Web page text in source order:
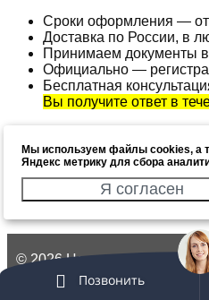
Сроки оформления — от
Доставка по России, в
Принимаем документы
Официально —
Бесплатная
Вы получите ответ в
Вы также можете позвонить
или отправить письмо по
Мы будем рады Вам помочь!
© 2026 Центр сертификации
(ИП Васильева Е.Е.,
Мы используем файлы cookies, а
Яндекс метрику для сбора
Я согласен
Позвонить